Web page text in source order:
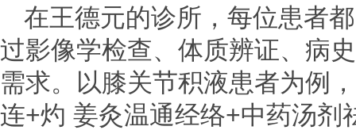
在王德元的诊所，每位患者
过影像学检查、体质辨证、病
需求。以膝关节积液患者为例
连+灼 姜灸温通经络+中药汤剂